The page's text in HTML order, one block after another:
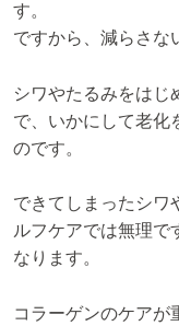
す。
ですから、減らさな
シワやたるみをはじ
で、いかにして老化
のです。
できてしまったシワ
ルフケアでは無理で
なります。
コラーゲンのケアが